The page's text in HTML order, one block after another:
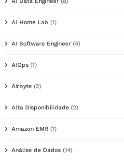
AI Home Lab (1)
AI Software Engineer (4)
AIOps (1)
Airbyte (2)
Alta Disponibilidade (2)
Amazon EMR (1)
Análise de Dados (14)